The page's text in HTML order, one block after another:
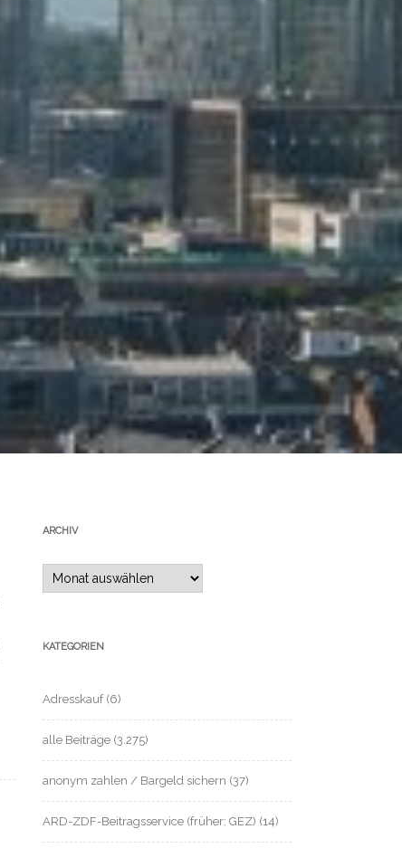
ARCHIV
Archiv
KATEGORIEN
Adresskauf(6)
alle Beiträge (3.275)
anonym zahlen / Bargeld sichern (37)
ARD-ZDF-Beitragsservice (früher: GEZ) (14)